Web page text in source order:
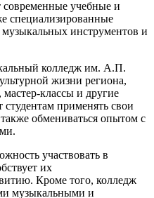
современные учебные и
специализированные
инструментов и
колледж им. А.П.
жизни региона,
классы и другие
применять свои
обмениваться опытом с
участвовать в
их
Кроме того, колледж
музыкальными и